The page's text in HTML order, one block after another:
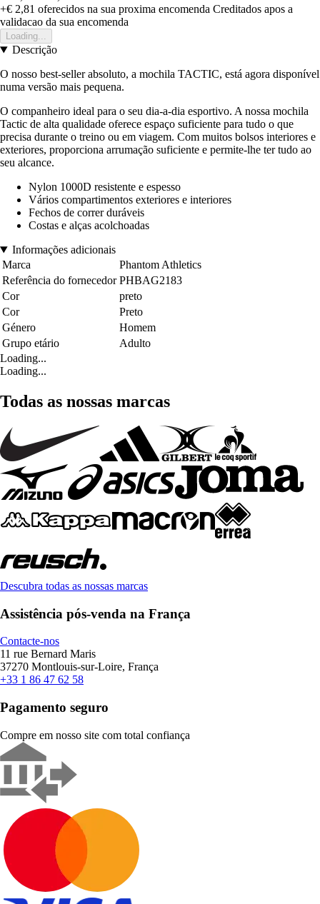
+€ 2,81 oferecidos na sua proxima encomenda Creditados apos a
validacao da sua encomenda
Loading...
Descrição
O nosso best-seller absoluto, a mochila TACTIC, está agora disponível
numa versão mais pequena.
O companheiro ideal para o seu dia-a-dia esportivo. A nossa mochila
Tactic de alta qualidade oferece espaço suficiente para tudo o que
precisa durante o treino ou em viagem. Com muitos bolsos interiores e
exteriores, proporciona arrumação suficiente e permite-lhe ter tudo ao
seu alcance.
Nylon 1000D resistente e espesso
Vários compartimentos exteriores e interiores
Fechos de correr duráveis
Costas e alças acolchoadas
Informações adicionais
Marca
Phantom Athletics
Referência do fornecedor PHBAG2183
Cor
preto
Cor
Preto
Género
Homem
Grupo etário
Adulto
Loading...
Loading...
Todas as nossas marcas
Descubra todas as nossas marcas
Assistência pós-venda na França
Contacte-nos
11 rue Bernard Maris
37270 Montlouis-sur-Loire, França
+33 1 86 47 62 58
Pagamento seguro
Compre em nosso site com total confiança